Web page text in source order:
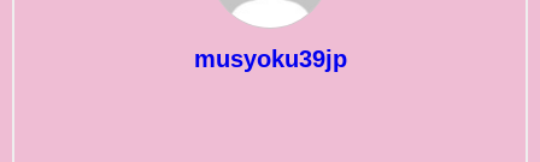
musyoku39jp